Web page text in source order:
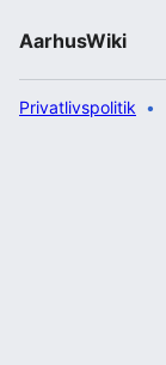
AarhusWiki
Privatlivspolitik